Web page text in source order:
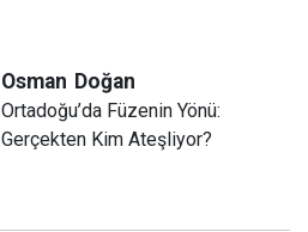
Osman Doğan
Ortadoğu’da Füzenin Yönü:
Gerçekten Kim Ateşliyor?